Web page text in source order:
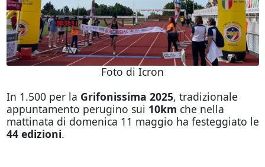
Foto di Icron
In 1.500 per la Grifonissima 2025, tradizionale
appuntamento perugino sui 10km che nella
mattinata di domenica 11 maggio ha festeggiato le
44 edizioni.